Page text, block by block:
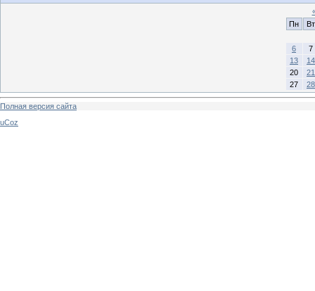
Пн
Вт
6
7
13
14
20
21
27
28
Полная версия сайта
uCoz